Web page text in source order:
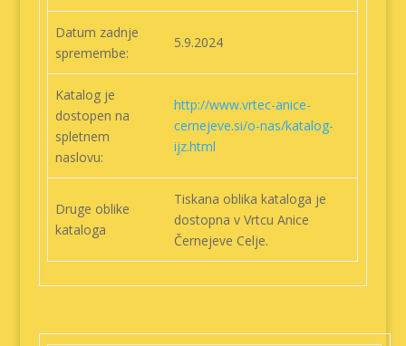
Datum zadnje
spremembe:
5.9.2024
Katalog je
dostopen na
spletnem
naslovu:
http://www.vrtec-anice-
cernejeve.si/o-nas/katalog-
ijz.html
Druge oblike
kataloga
Tiskana oblika kataloga je
dostopna v Vrtcu Anice
Černejeve Celje.